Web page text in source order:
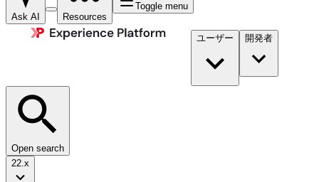
Ask AI Resources
Toggle menu
ユーザー 開発者​
Open search
22.x